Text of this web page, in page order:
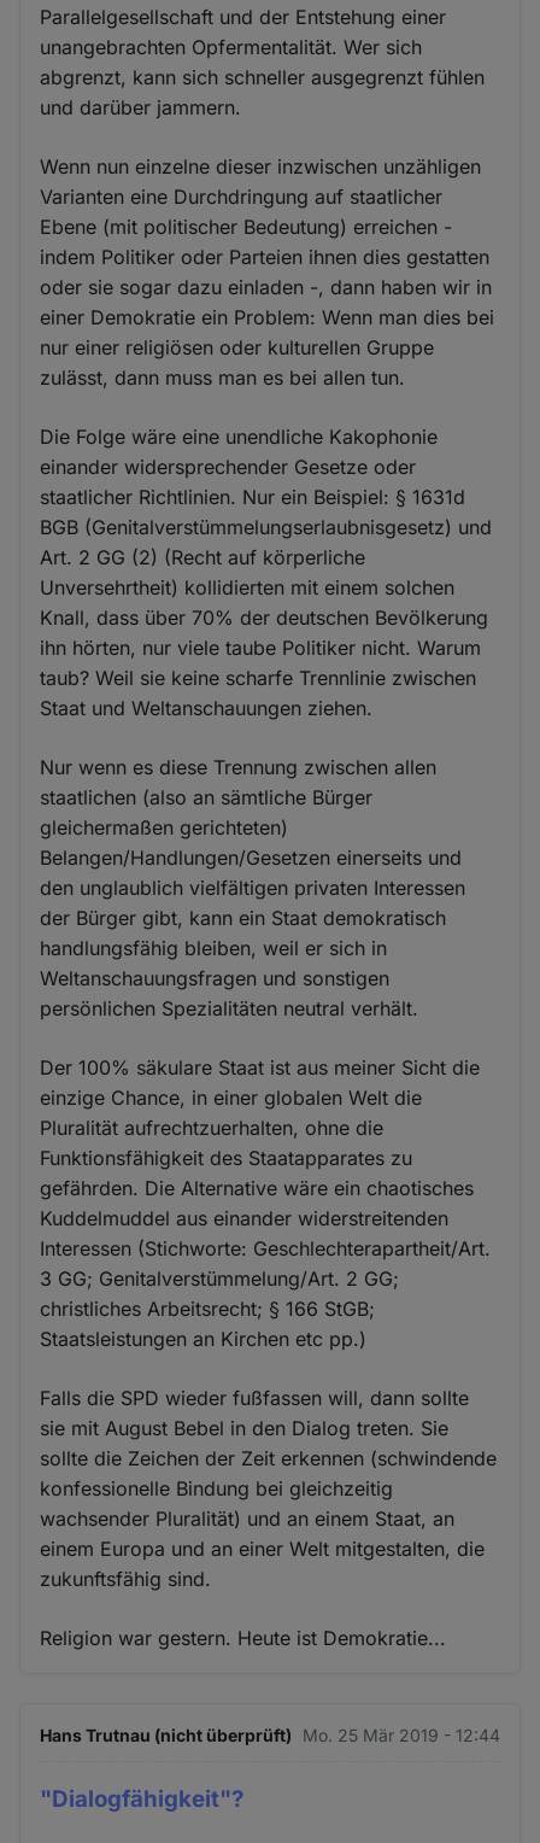
Parallelgesellschaft und der Entstehung einer
unangebrachten Opfermentalität. Wer sich
abgrenzt, kann sich schneller ausgegrenzt fühlen
und darüber jammern.
Wenn nun einzelne dieser inzwischen unzähligen
Varianten eine Durchdringung auf staatlicher
Ebene (mit politischer Bedeutung) erreichen -
indem Politiker oder Parteien ihnen dies gestatten
oder sie sogar dazu einladen -, dann haben wir in
einer Demokratie ein Problem: Wenn man dies bei
nur einer religiösen oder kulturellen Gruppe
zulässt, dann muss man es bei allen tun.
Die Folge wäre eine unendliche Kakophonie
einander widersprechender Gesetze oder
staatlicher Richtlinien. Nur ein Beispiel: § 1631d
BGB (Genitalverstümmelungserlaubnisgesetz) und
Art. 2 GG (2) (Recht auf körperliche
Unversehrtheit) kollidierten mit einem solchen
Knall, dass über 70% der deutschen Bevölkerung
ihn hörten, nur viele taube Politiker nicht. Warum
taub? Weil sie keine scharfe Trennlinie zwischen
Staat und Weltanschauungen ziehen.
Nur wenn es diese Trennung zwischen allen
staatlichen (also an sämtliche Bürger
gleichermaßen gerichteten)
Belangen/Handlungen/Gesetzen einerseits und
den unglaublich vielfältigen privaten Interessen
der Bürger gibt, kann ein Staat demokratisch
handlungsfähig bleiben, weil er sich in
Weltanschauungsfragen und sonstigen
persönlichen Spezialitäten neutral verhält.
Der 100% säkulare Staat ist aus meiner Sicht die
einzige Chance, in einer globalen Welt die
Pluralität aufrechtzuerhalten, ohne die
Funktionsfähigkeit des Staatapparates zu
gefährden. Die Alternative wäre ein chaotisches
Kuddelmuddel aus einander widerstreitenden
Interessen (Stichworte: Geschlechterapartheit/Art.
3 GG; Genitalverstümmelung/Art. 2 GG;
christliches Arbeitsrecht; § 166 StGB;
Staatsleistungen an Kirchen etc pp.)
Falls die SPD wieder fußfassen will, dann sollte
sie mit August Bebel in den Dialog treten. Sie
sollte die Zeichen der Zeit erkennen (schwindende
konfessionelle Bindung bei gleichzeitig
wachsender Pluralität) und an einem Staat, an
einem Europa und an einer Welt mitgestalten, die
zukunftsfähig sind.
Religion war gestern. Heute ist Demokratie...
Hans Trutnau (nicht überprüft) Mo. 25 Mär 2019 - 12:44
"Dialogfähigkeit"?